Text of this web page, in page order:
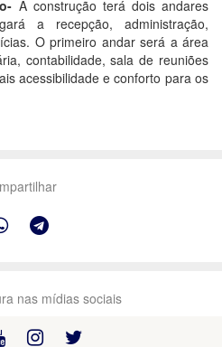
A construção terá dois andares
a recepção, administração,
O primeiro andar será a área
contabilidade, sala de reuniões
acessibilidade e conforto para os
nas mídias sociais